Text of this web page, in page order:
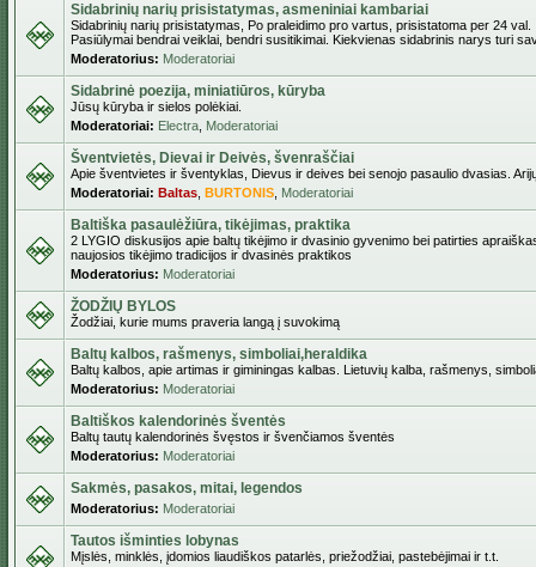
Sidabrinių narių prisistatymas, asmeniniai kambariai
Sidabrinių narių prisistatymas, Po praleidimo pro vartus, prisistatoma per 24 val.
Pasiūlymai bendrai veiklai, bendri susitikimai. Kiekvienas sidabrinis narys turi
Moderatorius: Moderatoriai
Sidabrinė poezija, miniatiūros, kūryba
Jūsų kūryba ir sielos polėkiai.
Moderatoriai: Electra Moderatoriai
Šventvietės, Dievai ir Deivės, švenraščiai
Apie šventvietes ir šventyklas, Dievus ir deives bei senojo pasaulio dvasias.
Moderatoriai: Baltas BURTONIS Moderatoriai
Baltiška pasaulėžiūra, tikėjimas, praktika
2 LYGIO diskusijos apie baltų tikėjimo ir dvasinio gyvenimo bei patirties
naujosios tikėjimo tradicijos ir dvasinės praktikos
Moderatorius: Moderatoriai
ŽODŽIŲ BYLOS
Žodžiai, kurie mums praveria langą į suvokimą
Baltų kalbos, rašmenys, simboliai,heraldika
Baltų kalbos, apie artimas ir giminingas kalbas. Lietuvių kalba, rašmenys,
Moderatorius: Moderatoriai
Baltiškos kalendorinės šventės
Baltų tautų kalendorinės švęstos ir švenčiamos šventės
Moderatorius: Moderatoriai
Sakmės, pasakos, mitai, legendos
Moderatorius: Moderatoriai
Tautos išminties lobynas
Mįslės, minklės, įdomios liaudiškos patarlės, priežodžiai, pastebėjimai ir t.t.